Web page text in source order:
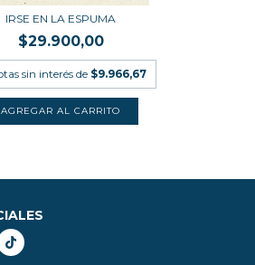
IRSE EN LA ESPUMA
$29.900,00
sin interés de $9.966,67